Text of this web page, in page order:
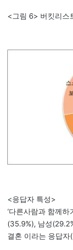
<그림 6> 버킷리스
<응답자 특성>
‘다른사람과 함께
(35.9%), 남성
결혼 이라는 응답